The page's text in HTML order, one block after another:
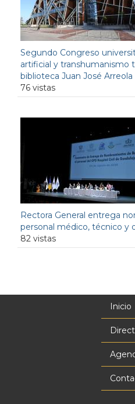
Segundo Congreso
artificial y transhumanismo
biblioteca Juan José Arreola
76 vistas
Rectora General entrega
personal médico, técnico y
82 vistas
Inicio